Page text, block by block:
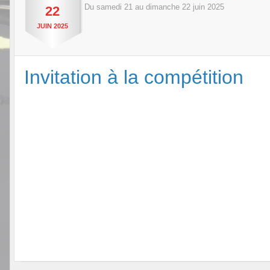
22
JUIN 2025
Du samedi 21 au dimanche 22 juin 2025
Invitation à la compétition